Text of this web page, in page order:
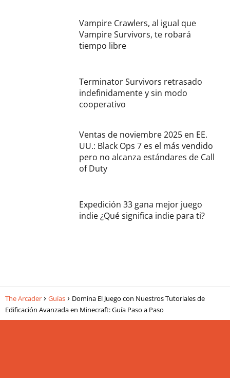
Vampire Crawlers, al igual que
Vampire Survivors, te robará
tiempo libre
Terminator Survivors retrasado
indefinidamente y sin modo
cooperativo
Ventas de noviembre 2025 en EE.
UU.: Black Ops 7 es el más vendido
pero no alcanza estándares de Call
of Duty
Expedición 33 gana mejor juego
indie ¿Qué significa indie para ti?
The Arcader Guías
Domina El Juego con Nuestros Tutoriales de
Edificación Avanzada en Minecraft: Guía Paso a Paso